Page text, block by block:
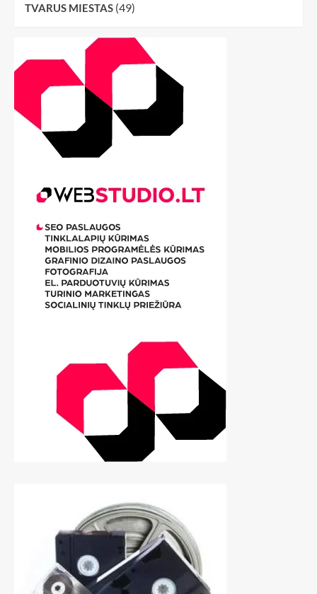
TVARUS MIESTAS (49)